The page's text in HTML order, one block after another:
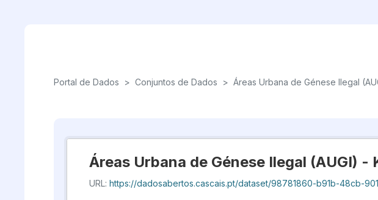
Portal de Dados > Conjuntos de Dados > Áreas Urbana de Génese Ilegal
Áreas Urbana de Génese Ilegal (AUGI) -
URL: https://dadosabertos.cascais.pt/dataset/98781860-b91b-48cb-9017-5607eaa7fd88/